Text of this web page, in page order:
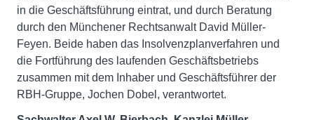
in die Geschäftsführung eintrat, und durch Beratung
durch den Münchener Rechtsanwalt David Müller-
Feyen. Beide haben das Insolvenzplanverfahren und
die Fortführung des laufenden Geschäftsbetriebs
zusammen mit dem Inhaber und Geschäftsführer der
RBH-Gruppe, Jochen Dobel, verantwortet.